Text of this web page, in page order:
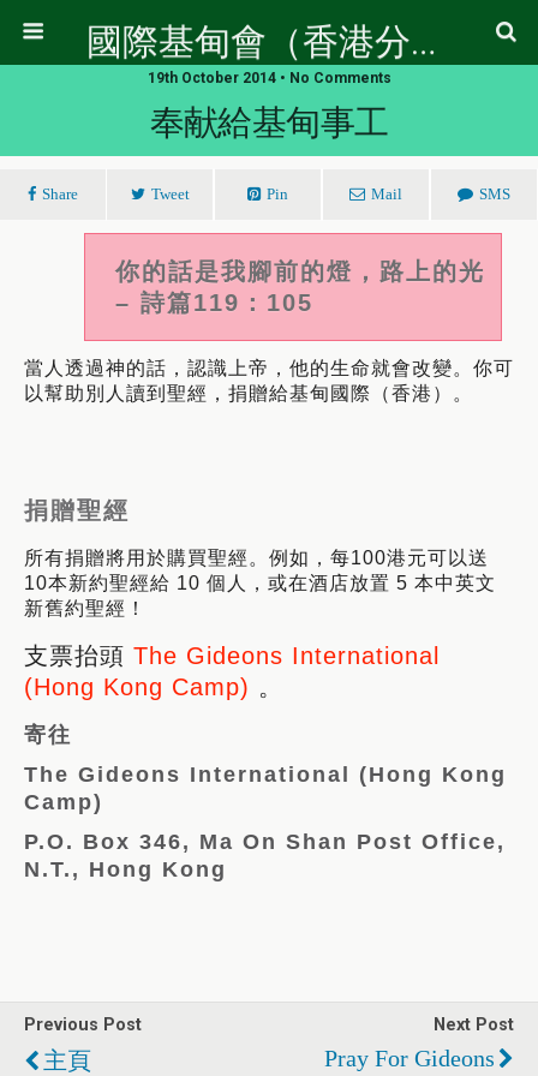
國際基甸會（香港分會）
19th October 2014 • No Comments
奉献給基甸事工
Share Tweet Pin Mail SMS
你的話是我腳前的燈，路上的光
– 詩篇119：105
當人透過神的話，認識上帝，他的生命就會改變。你可
以幫助別人讀到聖經，捐贈給基甸國際（香港）。
捐贈聖經
所有捐贈將用於購買聖經。例如，每100港元可以送
10本新約聖經給 10 個人，或在酒店放置 5 本中英文
新舊約聖經！
支票抬頭 The Gideons International
(Hong Kong Camp) 。
寄往
The Gideons International (Hong Kong
Camp)
P.O. Box 346, Ma On Shan Post Office,
N.T., Hong Kong
Previous Post
主頁
Next Post
Pray For Gideons